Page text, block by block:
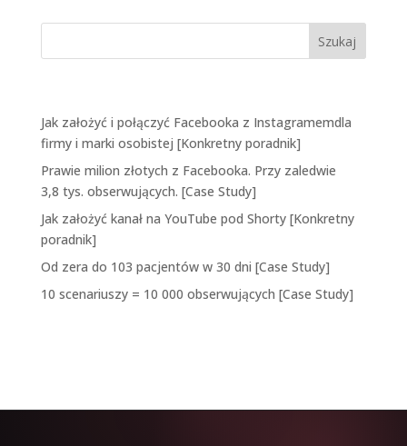
Jak założyć i połączyć Facebooka z Instagramemdla
firmy i marki osobistej [Konkretny poradnik]
Prawie milion złotych z Facebooka. Przy zaledwie
3,8 tys. obserwujących. [Case Study]
Jak założyć kanał na YouTube pod Shorty [Konkretny
poradnik]
Od zera do 103 pacjentów w 30 dni [Case Study]
10 scenariuszy = 10 000 obserwujących [Case Study]